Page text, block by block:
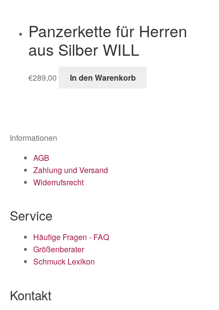
Panzerkette für Herren
aus Silber WILL
€289,00 In den Warenkorb
Informationen
AGB
Zahlung und Versand
Widerrufsrecht
Service
Häufige Fragen - FAQ
Größenberater
Schmuck Lexikon
Kontakt